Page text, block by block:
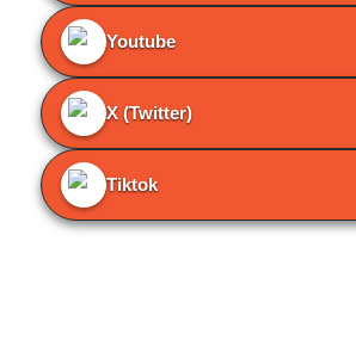
Youtube
X (Twitter)
Tiktok